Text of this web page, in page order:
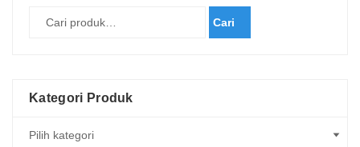
Cari
Kategori Produk